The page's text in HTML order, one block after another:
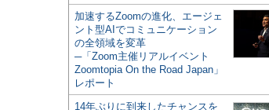
加速するZoomの進化、エージェ
ント型AIでコミュニケーション
の全領域を変革
─「Zoom主催リアルイベント
Zoomtopia On the Road Japan」
レポート
14年ぶりに到来したチャンスを